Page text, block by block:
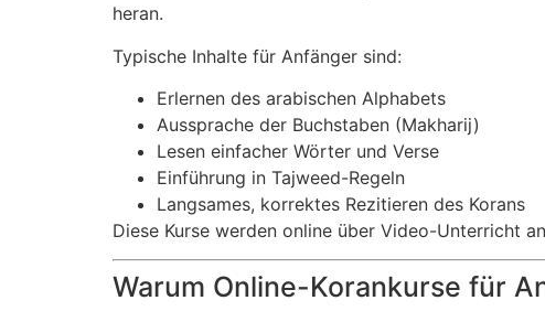
heran.
Typische Inhalte für Anfänger sind:
Erlernen des arabischen Alphabets
Aussprache der Buchstaben (Makharij)
Lesen einfacher Wörter und Verse
Einführung in Tajweed-Regeln
Langsames, korrektes Rezitieren des Korans
Diese Kurse werden online über Video-Unterricht
Warum Online-Korankurse für